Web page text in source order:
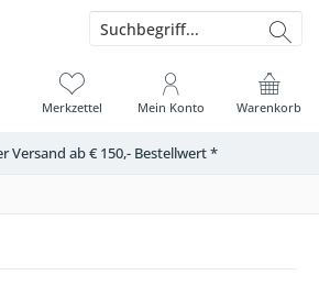
Versand ab € 150,- Bestellwert *
Warenkorb
Merkzettel Mein Konto